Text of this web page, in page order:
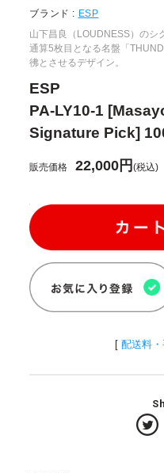
ブランド : ESP
山下昌良（LOUDNESS）のシ
通算5枚目となる名盤「
彿とさせるデザイン。
ESP
PA-LY10-1
Signature Pick]
販売価格 22,000円(税込)
[ 配送料